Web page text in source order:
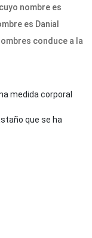
nombre es
es Danial
conduce a la
medida corporal
que se ha